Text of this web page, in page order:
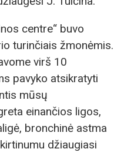
centre“ buvo
turinčiais žmonėmis.
virš 10
pavyko atsikratyti
mūsų
einančios ligos,
bronchinė astma
džiaugiasi